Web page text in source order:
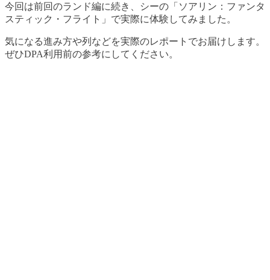
今回は前回のランド編に続き、シーの「ソアリン：ファンタ
スティック・フライト」で実際に体験してみました。
気になる進み方や列などを実際のレポートでお届けします。
ぜひDPA利用前の参考にしてください。